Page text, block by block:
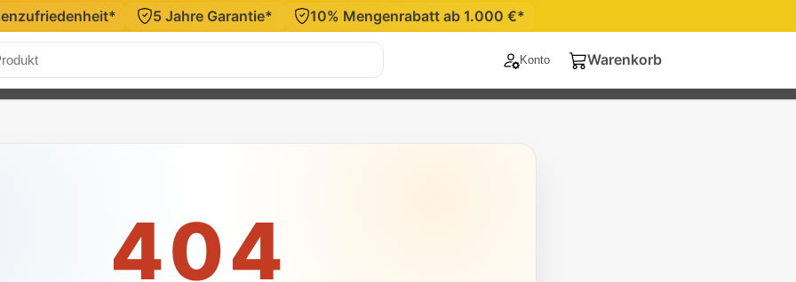
5 Jahre Garantie* 10% Mengenrabatt ab 1.000 €*
KontoKonto
Warenkorb
Warenkorb
404